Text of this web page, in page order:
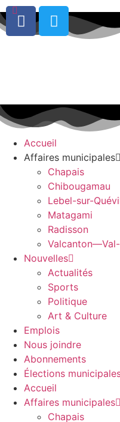
0
Accueil
Affaires municipales
Chapais
Chibougamau
Lebel-sur-
Matagami
Radisson
Nouvelles
Actualités
Sports
Politique
Art & Culture
Emplois
Nous joindre
Abonnements
Élections
Accueil
Affaires municipales
Chapais